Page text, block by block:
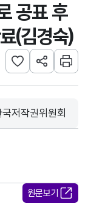
공표 후
(김경숙)
관심사 등록하기
URL 공유하
인쇄
기관
국저작권위원회
원문보기